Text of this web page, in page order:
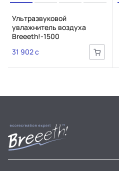
Ультразвуковой
увлажнитель воздуха
Breeeth!-1500
31 902 c